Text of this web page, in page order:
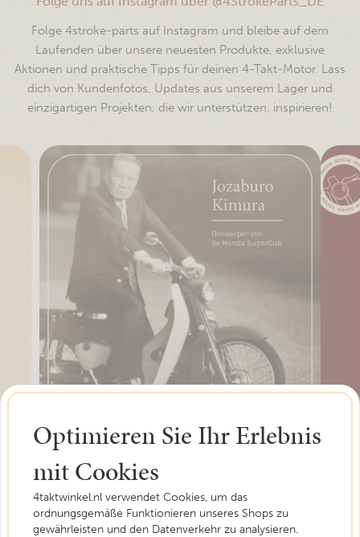
Folge 4stroke-parts auf Instagram und bleibe auf dem
Laufenden über unsere neuesten Produkte, exklusive
Aktionen und praktische Tipps für deinen 4-Takt-Motor. Lass
dich von Kundenfotos, Updates aus unserem Lager und
einzigartigen Projekten, die wir unterstützen, inspirieren!
Optimieren Sie Ihr Erlebnis
mit Cookies
4taktwinkel.nl verwendet Cookies, um das
ordnungsgemäße Funktionieren unseres Shops zu
gewährleisten und den Datenverkehr zu analysieren.